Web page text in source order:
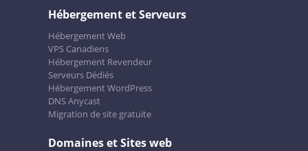
Hébergement et Serveurs
Hébergement Web
VPS Canadiens
Hébergement Revendeur
Serveurs Dédiés
Hébergement WordPress
DNS Anycast
Migration de site gratuite
Domaines et Sites web